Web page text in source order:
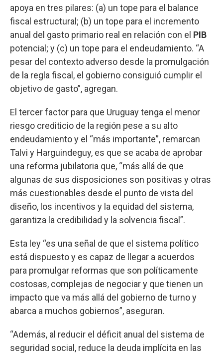
apoya en tres pilares: (a) un tope para el balance
fiscal estructural; (b) un tope para el incremento
anual del gasto primario real en relación con el PIB
potencial; y (c) un tope para el endeudamiento. “A
pesar del contexto adverso desde la promulgación
de la regla fiscal, el gobierno consiguió cumplir el
objetivo de gasto”, agregan.
El tercer factor para que Uruguay tenga el menor
riesgo crediticio de la región pese a su alto
endeudamiento y el “más importante”, remarcan
Talvi y Harguindeguy, es que se acaba de aprobar
una reforma jubilatoria que, “más allá de que
algunas de sus disposiciones son positivas y otras
más cuestionables desde el punto de vista del
diseño, los incentivos y la equidad del sistema,
garantiza la credibilidad y la solvencia fiscal”.
Esta ley “es una señal de que el sistema político
está dispuesto y es capaz de llegar a acuerdos
para promulgar reformas que son políticamente
costosas, complejas de negociar y que tienen un
impacto que va más allá del gobierno de turno y
abarca a muchos gobiernos”, aseguran.
“Además, al reducir el déficit anual del sistema de
seguridad social, reduce la deuda implícita en las